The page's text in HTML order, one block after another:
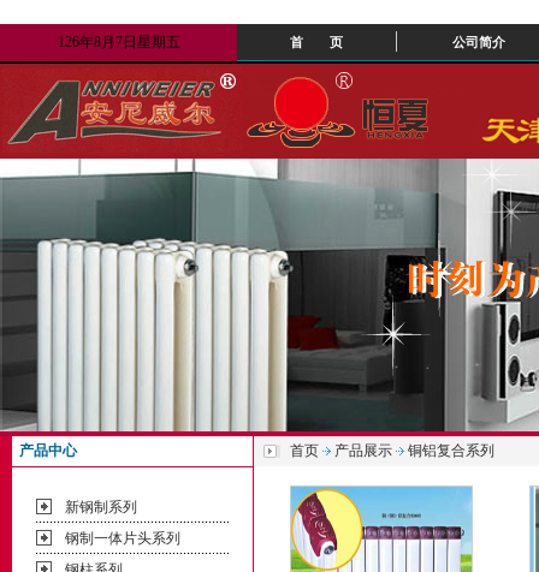
126年8月7日星期五 首 页 公司简介
产品中心
新钢制系列
钢制一体片头系列
首页 产品展示 铜铝复合系列